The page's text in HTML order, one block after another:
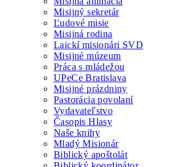
Misijný sekretár
Ľudové misie
Misijná rodina
Laickí misionári SVD
Misijné múzeum
Práca s mládežou
UPeCe Bratislava
Misijné prázdniny
Pastorácia povolaní
Vydavateľstvo
Časopis Hlasy
Naše knihy
Mladý Misionár
Biblický apoštolát